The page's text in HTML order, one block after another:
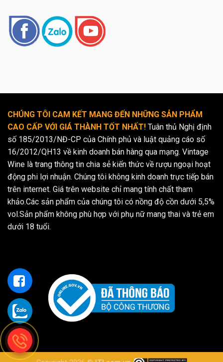
CHÚNG TÔI CAM KẾT MANG ĐẾN NHỮNG SẢN PHẨM
CAO CẤP VỚI GIÁ THÀNH TỐT NHẤT! Tuân thủ Nghị định
số 185/2013/NĐ-CP của Chính phủ và luật quảng cáo số
16/2012/QH13 về kinh doanh bán hàng qua mạng. Vintage
Wine là trang thông tin chia sẻ kiến thức về rượu ngoại hoạt
động phi lợi nhuận. Chúng tôi không kinh doanh trực tiếp bán
trên internet. Giá trên website chỉ mang tính chất tham
khảo.Các sản phẩm của chúng tôi có nồng độ cồn dưới 5,5%
vol.Sản phẩm không phù hợp với phụ nữ mang thai và trẻ em
dưới 18 tuổi.